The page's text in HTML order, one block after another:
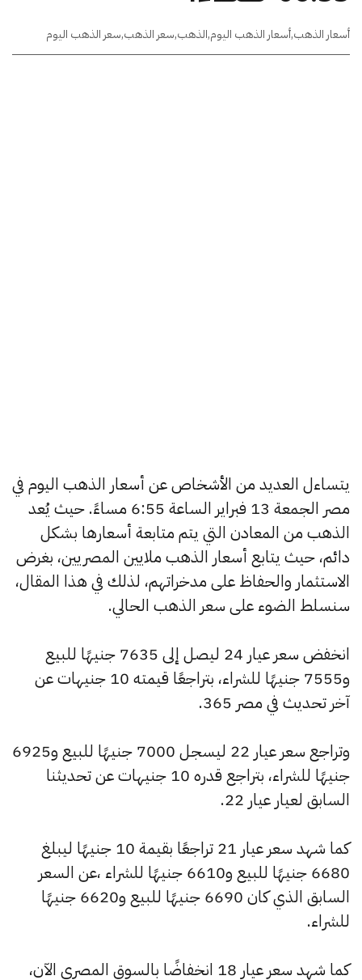
أسعار الذهب,أسعار الذهب اليوم,الذهب,سعر الذهب,سعر الذهب اليوم
يتساءل العديد من الأشخاص عن أسعار الذهب اليوم في
مصر الجمعة 13 فبراير الساعة 6:55 مساءً. حيث يُعد
الذهب من المعادن التي يتم متابعة أسعارها بشكل
دائم، حيث يتابع أسعار الذهب ملايين المصريين، بغرض
الاستثمار والحفاظ على مدخراتهم، لذلك في هذا المقال،
سنسلط الضوء على سعر الذهب الحالي.
انخفض سعر عيار 24 ليصل إلى 7635 جنيهًا للبيع
و7555 جنيهًا للشراء، بتراجعًا قيمته 10 جنيهات عن
آخر تحديث في مصر 365.
وتراجع سعر عيار 22 ليسجل 7000 جنيهًا للبيع و6925
جنيهًا للشراء، بتراجع قدره 10 جنيهات عن تحديثنا
السابق لعيار عيار 22.
كما شهد سعر عيار 21 تراجعًا بقيمة 10 جنيهًا ليبلغ
6680 جنيهًا للبيع و6610 جنيهًا للشراء ،عن السعر
السابق الذي كان 6690 جنيهًا للبيع و6620 جنيهًا
للشراء.
كما شهد سعر عيار 18 انخفاضًا بالسوق المصري الآن،